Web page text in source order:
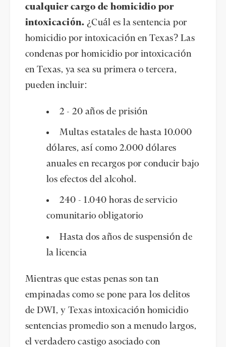
cualquier cargo de homicidio por
intoxicación. ¿Cuál es la sentencia por
homicidio por intoxicación en Texas? Las
condenas por homicidio por intoxicación
en Texas, ya sea su primera o tercera,
pueden incluir:
2 - 20 años de prisión
Multas estatales de hasta 10.000
dólares, así como 2.000 dólares
anuales en recargos por conducir bajo
los efectos del alcohol.
240 - 1.040 horas de servicio
comunitario obligatorio
Hasta dos años de suspensión de
la licencia
Mientras que estas penas son tan
empinadas como se pone para los delitos
de DWI, y Texas intoxicación homicidio
sentencias promedio son a menudo largos,
el verdadero castigo asociado con